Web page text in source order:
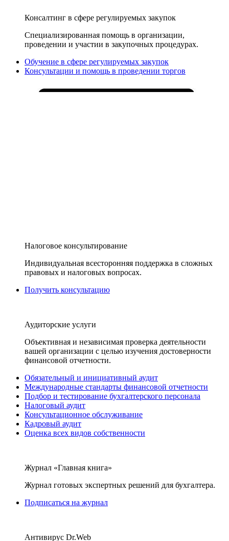
Консалтинг в сфере регулируемых закупок
Специализированная помощь в организации,
проведении и участии в закупочных процедурах.
Обучение в сфере регулируемых закупок
Консультации и помощь в проведении торгов
Налоговое консультирование
Индивидуальная всесторонняя поддержка в сложных
правовых и налоговых вопросах.
Получить консультацию
Аудиторские услуги
Объективная и независимая проверка деятельности
вашей организации с целью изучения достоверности
финансовой отчетности.
Обязательный и инициативный аудит
Международные стандарты финансовой отчетности
Подбор и тестирование бухгалтерского персонала
Налоговый аудит
Консультационное обслуживание
Кадровый аудит
Оценка всех видов собственности
Журнал «Главная книга»
Журнал готовых экспертных решений для бухгалтера.
Подписаться на журнал
Антивирус Dr.Web